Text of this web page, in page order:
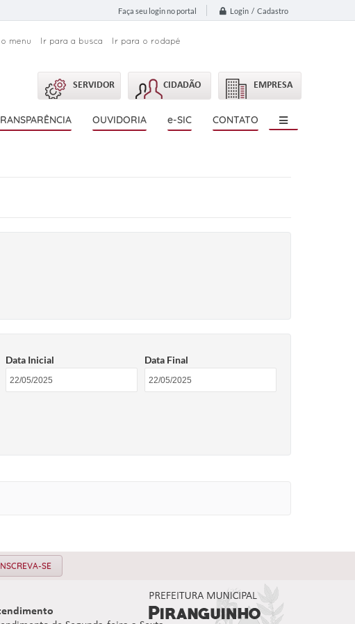
Faça seu login no portal Login / Cadastro
menu Ir para a busca Ir para o rodapé
SERVIDOR CIDADÃO EMPRESA
OUVIDORIA e-SIC CONTATO
Data Inicial Data Final
SE